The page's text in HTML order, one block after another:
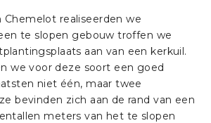
Chemelot realiseerden we
te slopen gebouw troffen we
aan van een kerkuil.
we voor deze soort een goed
niet één, maar twee
bevinden zich aan de rand van een
meters van het te slopen